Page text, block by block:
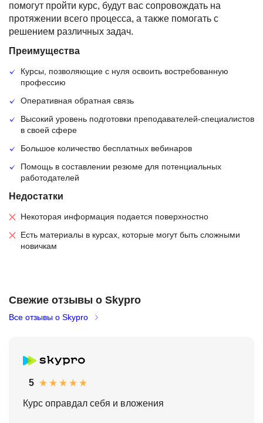
помогут пройти курс, будут вас сопровождать на
протяжении всего процесса, а также помогать с
решением различных задач.
Преимущества
Курсы, позволяющие с нуля освоить востребованную
профессию
Оперативная обратная связь
Высокий уровень подготовки преподавателей-специалистов
в своей сфере
Большое количество бесплатных вебинаров
Помощь в составлении резюме для потенциальных
работодателей
Недостатки
Некоторая информация подается поверхностно
Есть материалы в курсах, которые могут быть сложными
новичкам
Свежие отзывы о Skypro
Все отзывы о Skypro
5
Курс оправдал себя и вложения